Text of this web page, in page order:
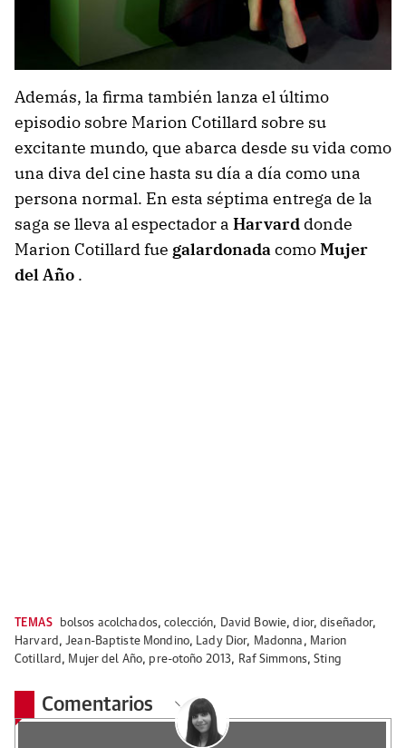
Además, la firma también lanza el último
episodio sobre Marion Cotillard sobre su
excitante mundo, que abarca desde su vida como
una diva del cine hasta su día a día como una
persona normal. En esta séptima entrega de la
saga se lleva al espectador a Harvard donde
Marion Cotillard fue galardonadacomoMujer
del Año .
TEMAS bolsos acolchados,colección, David Bowie,dior,diseñador,
Harvard ,Jean-Baptiste Mondino, Lady Dior, Madonna , Marion
Cotillard , Mujer del Año, pre-otoño 2013, Raf Simmons,Sting
Comentarios